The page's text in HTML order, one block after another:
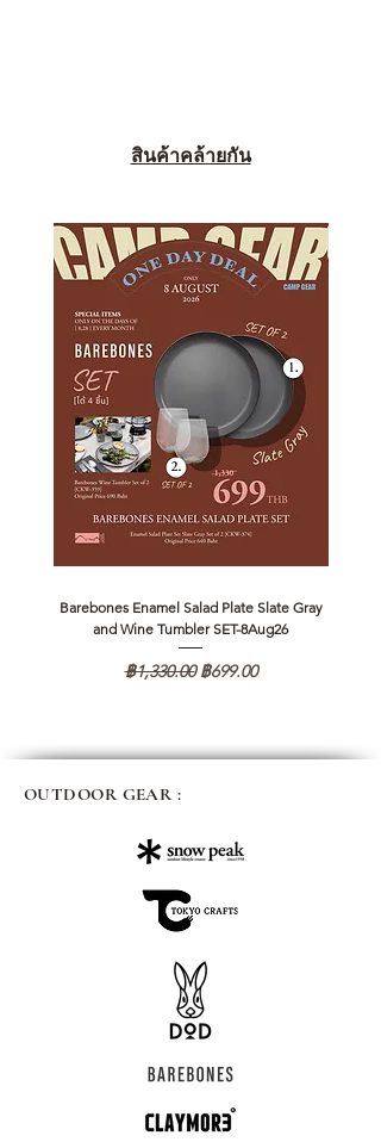
สินค้าคล้ายกัน
Barebones Enamel Salad Plate Slate Gray
and Wine Tumbler SET-8Aug26
ราคาปกติ
฿1,330.00 ราคาขายลด
฿699.00
OUTDOOR GEAR :